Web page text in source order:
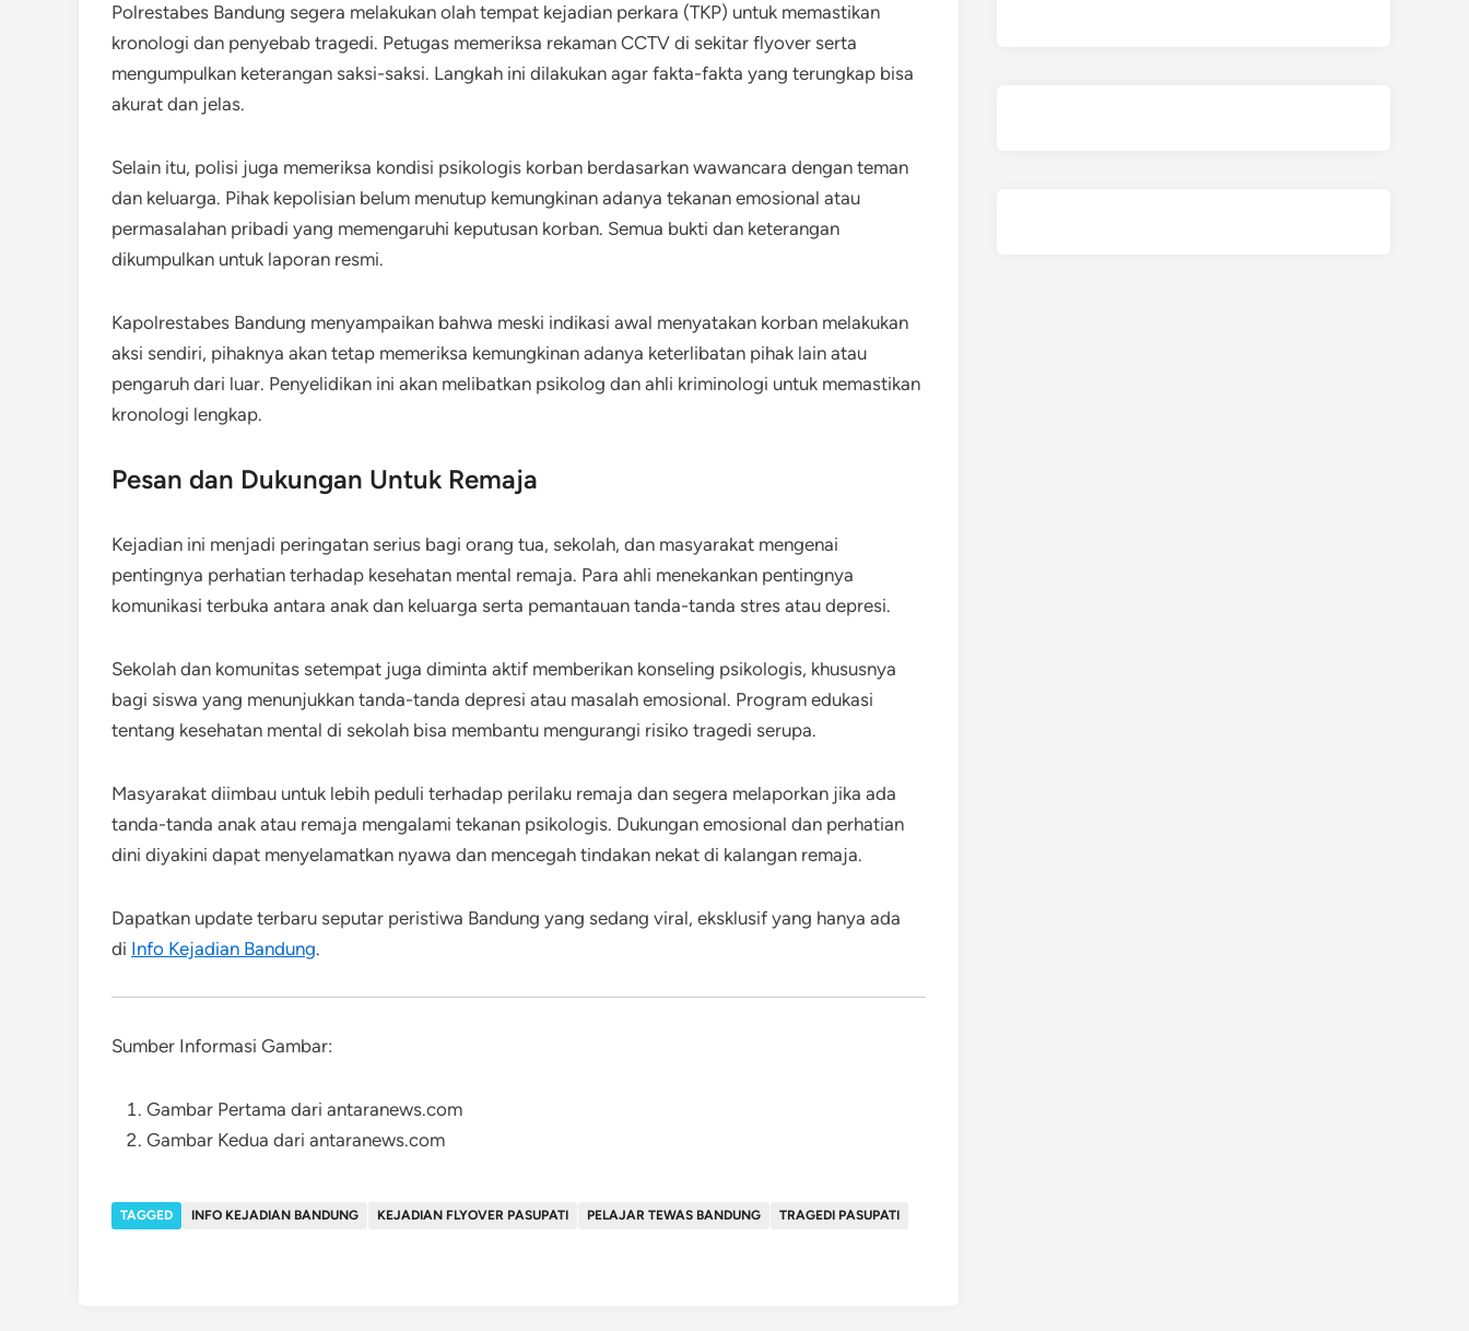
Polrestabes Bandung segera melakukan olah tempat kejadian perkara (TKP) untuk memastikan
kronologi dan penyebab tragedi. Petugas memeriksa rekaman CCTV di sekitar flyover serta
mengumpulkan keterangan saksi-saksi. Langkah ini dilakukan agar fakta-fakta yang terungkap bisa
akurat dan jelas.
Selain itu, polisi juga memeriksa kondisi psikologis korban berdasarkan wawancara dengan teman
dan keluarga. Pihak kepolisian belum menutup kemungkinan adanya tekanan emosional atau
permasalahan pribadi yang memengaruhi keputusan korban. Semua bukti dan keterangan
dikumpulkan untuk laporan resmi.
Kapolrestabes Bandung menyampaikan bahwa meski indikasi awal menyatakan korban melakukan
aksi sendiri, pihaknya akan tetap memeriksa kemungkinan adanya keterlibatan pihak lain atau
pengaruh dari luar. Penyelidikan ini akan melibatkan psikolog dan ahli kriminologi untuk memastikan
kronologi lengkap.
Pesan dan Dukungan Untuk Remaja
Kejadian ini menjadi peringatan serius bagi orang tua, sekolah, dan masyarakat mengenai
pentingnya perhatian terhadap kesehatan mental remaja. Para ahli menekankan pentingnya
komunikasi terbuka antara anak dan keluarga serta pemantauan tanda-tanda stres atau depresi.
Sekolah dan komunitas setempat juga diminta aktif memberikan konseling psikologis, khususnya
bagi siswa yang menunjukkan tanda-tanda depresi atau masalah emosional. Program edukasi
tentang kesehatan mental di sekolah bisa membantu mengurangi risiko tragedi serupa.
Masyarakat diimbau untuk lebih peduli terhadap perilaku remaja dan segera melaporkan jika ada
tanda-tanda anak atau remaja mengalami tekanan psikologis. Dukungan emosional dan perhatian
dini diyakini dapat menyelamatkan nyawa dan mencegah tindakan nekat di kalangan remaja.
Dapatkan update terbaru seputar peristiwa Bandung yang sedang viral, eksklusif yang hanya ada
di Info Kejadian Bandung.
Sumber Informasi Gambar:
Gambar Pertama dari antaranews.com
Gambar Kedua dari antaranews.com
TAGGED INFO KEJADIAN BANDUNG KEJADIAN FLYOVER PASUPATI PELAJAR TEWAS BANDUNG TRAGEDI PASUPATI